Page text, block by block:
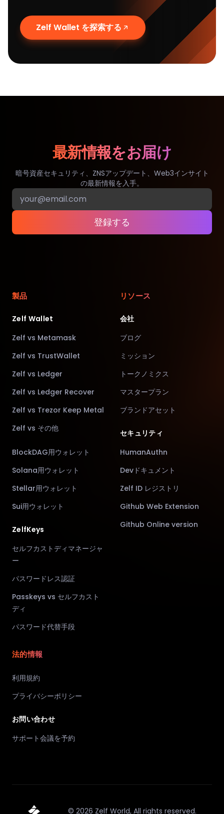
Zelf Wallet を探索する
最新情報をお届け
暗号資産セキュリティ、ZNSアップデート、Web3インサイト
の最新情報を入手。
登録する
製品
Zelf Wallet
Zelf vs Metamask
Zelf vs TrustWallet
Zelf vs Ledger
Zelf vs Ledger Recover
Zelf vs Trezor Keep Metal
Zelf vs その他
BlockDAG用ウォレット
Solana用ウォレット
Stellar用ウォレット
Sui用ウォレット
ZelfKeys
セルフカストディマネージャ
ー
パスワードレス認証
Passkeys vs セルフカスト
ディ
パスワード代替手段
リソース
会社
ブログ
ミッション
トークノミクス
マスタープラン
ブランドアセット
セキュリティ
HumanAuthn
Devドキュメント
Zelf ID レジストリ
Github Web Extension
Github Online version
法的情報
利用規約
プライバシーポリシー
お問い合わせ
サポート会議を予約
© 2026 Zelf World, All rights reserved.